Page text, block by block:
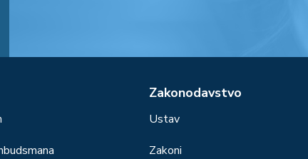
Zakonodavstvo
Ustav
Zakoni